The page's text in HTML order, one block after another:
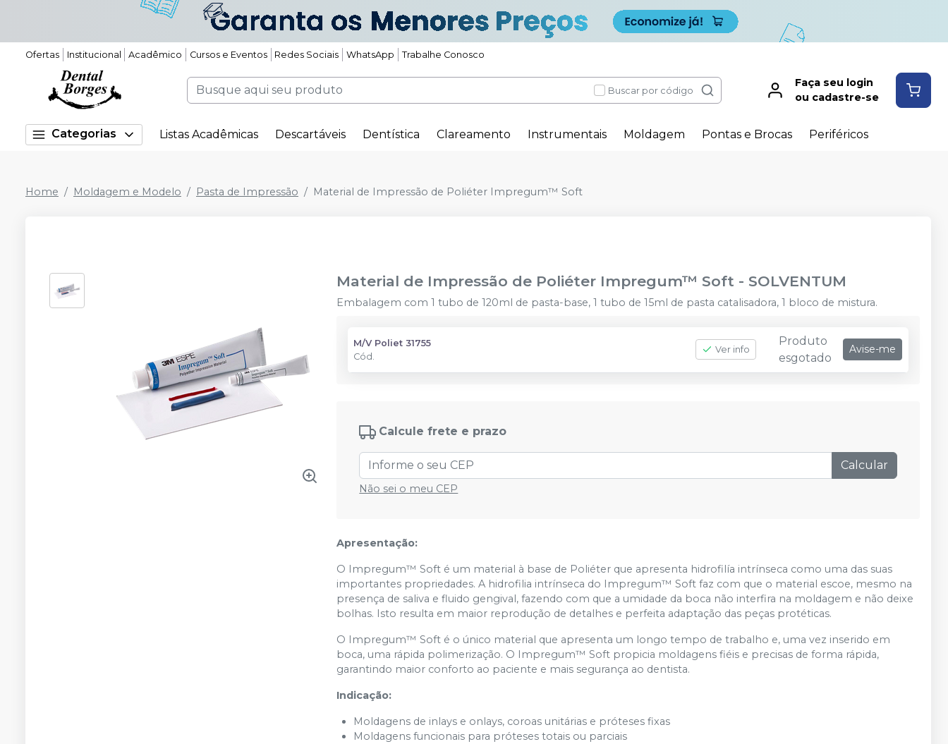
Ofertas Institucional Acadêmico Cursos e Eventos Redes Sociais WhatsApp Trabalhe Conosco
Buscar por código
Faça seu login
ou cadastre-se
Categorias Listas Acadêmicas Descartáveis Dentística Clareamento Instrumentais Moldagem Pontas e Brocas Periféricos
Home Moldagem e Modelo Pasta de Impressão Material de Impressão de Poliéter Impregum™ Soft
Material de Impressão de Poliéter Impregum™ Soft - SOLVENTUM
Embalagem com 1 tubo de 120ml de pasta-base, 1 tubo de 15ml de pasta catalisadora, 1 bloco de mistura.
M/V Poliet 31755
Cód.
Ver info
Produto
esgotado
Avise-me
Calcule frete e prazo
Calcular
Não sei o meu CEP
Apresentação:
O Impregum™ Soft é um material à base de Poliéter que apresenta hidrofilía intrínseca como uma das suas
importantes propriedades. A hidrofilia intrínseca do Impregum™ Soft faz com que o material escoe, mesmo na
presença de saliva e fluido gengival, fazendo com que a umidade da boca não interfira na moldagem e não deixe
bolhas. Isto resulta em maior reprodução de detalhes e perfeita adaptação das peças protéticas.
O Impregum™ Soft é o único material que apresenta um longo tempo de trabalho e, uma vez inserido em
boca, uma rápida polimerização. O Impregum™ Soft propicia moldagens fiéis e precisas de forma rápida,
garantindo maior conforto ao paciente e mais segurança ao dentista.
Indicação:
Moldagens de inlays e onlays, coroas unitárias e próteses fixas
Moldagens funcionais para próteses totais ou parciais